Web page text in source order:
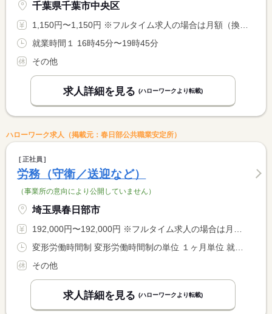
千葉県千葉市中央区
1,150円〜1,150円 ※フルタイム求人の場合は月額（換算額）、パート求人の場合は時間額を表示しています。
就業時間１ 16時45分〜19時45分
その他
求人詳細を見る (ハローワークより転載)
ハローワーク求人（掲載元：春日部公共職業安定所）
正社員
労務（守衛／送迎など）
（事業所の意向により公開していません）
埼玉県春日部市
192,000円〜192,000円 ※フルタイム求人の場合は月額（換算額）、パート求人の場合は時間額を表示しています。
その他
求人詳細を見る (ハローワークより転載)